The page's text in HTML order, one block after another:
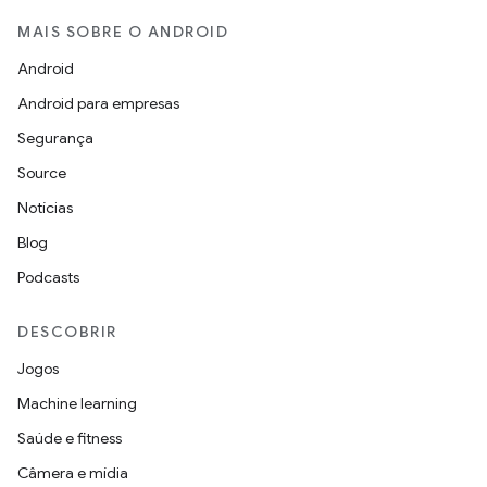
MAIS SOBRE O ANDROID
Android
Android para empresas
Segurança
Source
Notícias
Blog
Podcasts
DESCOBRIR
Jogos
Machine learning
Saúde e fitness
Câmera e mídia